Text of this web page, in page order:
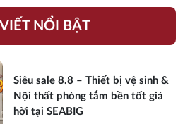
NỔI BẬT
Siêu sale 8.8 – Thiết bị vệ sinh &
Nội thất phòng tắm bền tốt giá
hời tại SEABIG